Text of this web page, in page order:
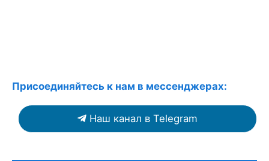
Присоединяйтесь к нам в мессенджерах:
Наш канал в Telegram